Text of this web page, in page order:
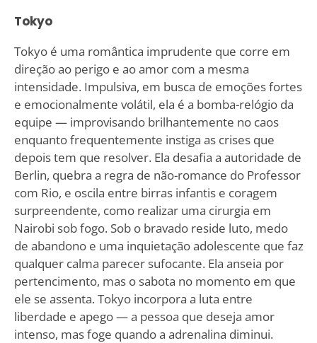
Tokyo
Tokyo é uma romântica imprudente que corre em
direção ao perigo e ao amor com a mesma
intensidade. Impulsiva, em busca de emoções fortes
e emocionalmente volátil, ela é a bomba-relógio da
equipe — improvisando brilhantemente no caos
enquanto frequentemente instiga as crises que
depois tem que resolver. Ela desafia a autoridade de
Berlin, quebra a regra de não-romance do Professor
com Rio, e oscila entre birras infantis e coragem
surpreendente, como realizar uma cirurgia em
Nairobi sob fogo. Sob o bravado reside luto, medo
de abandono e uma inquietação adolescente que faz
qualquer calma parecer sufocante. Ela anseia por
pertencimento, mas o sabota no momento em que
ele se assenta. Tokyo incorpora a luta entre
liberdade e apego — a pessoa que deseja amor
intenso, mas foge quando a adrenalina diminui.